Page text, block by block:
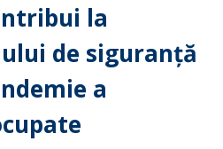
la
de siguranță
a